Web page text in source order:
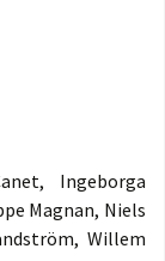
Ingeborga
Magnan, Niels
Willem